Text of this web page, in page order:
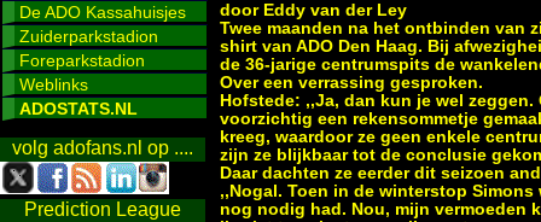
De ADO Kassahuisjes
Zuiderparkstadion
Foreparkstadion
Weblinks
ADOSTATS.NL
volg adofans.nl op ....
Prediction League
door Eddy van der Ley
Twee maanden na het ontbinden van
shirt van ADO Den Haag. Bij
de 36-jarige centrumspits de
Over een verrassing gesproken.
Hofstede: ,,Ja, dan kun je wel
voorzichtig een rekensommetje
kreeg, waardoor ze geen enkele
zijn ze blijkbaar tot de conclusie
Daar dachten ze eerder dit seizoen
,,Nogal. Toen in de winterstop
nog nodig had. Nou, mijn vermoeden